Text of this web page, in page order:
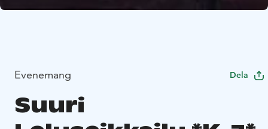
Evenemang Dela
Suuri